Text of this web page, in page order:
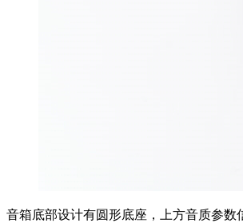
音箱底部设计有圆形底座，上方音质参数